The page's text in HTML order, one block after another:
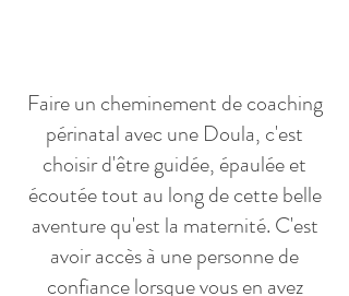
Faire un cheminement de coaching
périnatal avec une Doula, c'est
choisir d'être guidée, épaulée et
écoutée tout au long de cette belle
aventure qu'est la maternité. C'est
avoir accès à une personne de
confiance lorsque vous en avez